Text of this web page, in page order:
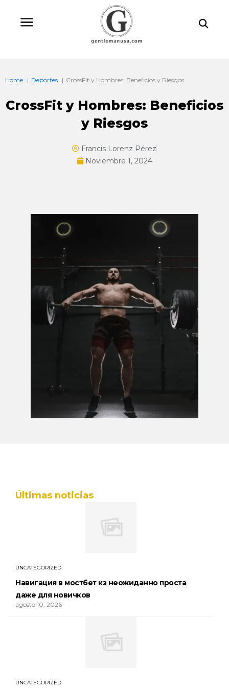
Home Deportes CrossFit y Hombres: Beneficios y Riesgos
CrossFit y Hombres: Beneficios
y Riesgos
Francis Lorenz Pérez
Noviembre 1, 2024
Últimas noticias
UNCATEGORIZED
Навигация в мостбет кз неожиданно проста
даже для новичков
agosto 10, 2026
UNCATEGORIZED